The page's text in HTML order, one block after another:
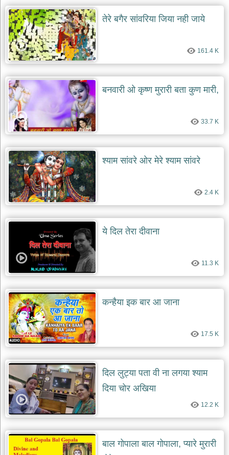
तेरे बगैर सांवरिया जिया नही जाये
161.4 K
बनवारी ओ कृष्ण मुरारी बता कुण मारी,
33.7 K
श्याम सांवरे ओर मेरे श्याम सांवरे
2.4 K
ये दिल तेरा दीवाना
11.3 K
कन्हैया इक बार आ जाना
17.5 K
दिल लुट्या पता वी ना लगया श्याम
दिया चोर अखिया
12.2 K
बाल गोपाला बाल गोपाला, प्यारे मुरारी